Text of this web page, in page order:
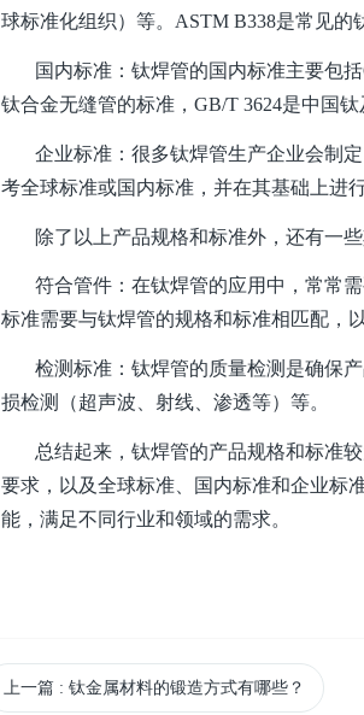
球标准化组织）等。ASTM B338是常见的
国内标准：钛焊管的国内标准主要包括
钛合金无缝管的标准，GB/T 3624是中国钛
企业标准：很多钛焊管生产企业会制定
考全球标准或国内标准，并在其基础上进
除了以上产品规格和标准外，还有一些
符合管件：在钛焊管的应用中，常常需
标准需要与钛焊管的规格和标准相匹配，
检测标准：钛焊管的质量检测是确保产
损检测（超声波、射线、渗透等）等。
总结起来，钛焊管的产品规格和标准较
要求，以及全球标准、国内标准和企业标
能，满足不同行业和领域的需求。
上一篇 : 钛金属材料的锻造方式有哪些？